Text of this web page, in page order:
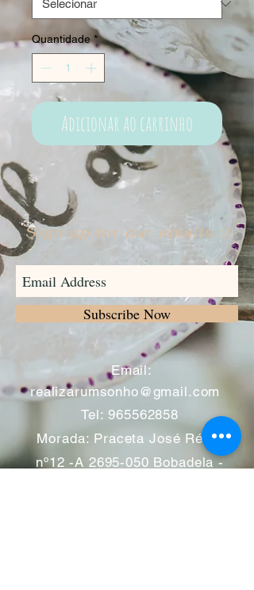
Quantidade *
Adicionar ao carrinho
Sign up for our emails :)
Subscribe Now
​Email:
realizarumsonho@gmail.com
Tel: 965562858
Morada: Praceta José Régio
nº12 -A 2695-050 Bobadela -